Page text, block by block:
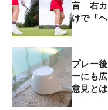
言 右カ
けで「
プレー
ーにも
意見と